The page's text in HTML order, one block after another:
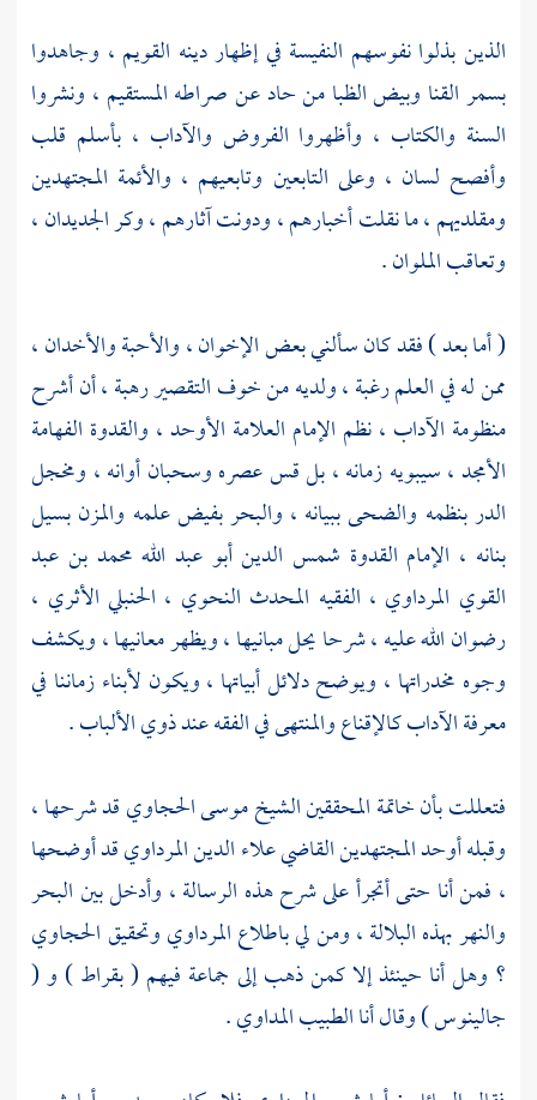
الذين بذلوا نفوسهم النفيسة في إظهار دينه القويم ، وجاهدوا
بسمر القنا وبيض الظبا من حاد عن صراطه المستقيم ، ونشروا
السنة والكتاب ، وأظهروا الفروض والآداب ، بأسلم قلب
وأفصح لسان ، وعلى التابعين وتابعيهم ، والأئمة المجتهدين
ومقلديهم ، ما نقلت أخبارهم ، ودونت آثارهم ، وكر الجديدان ،
وتعاقب الملوان .
( أما بعد ) فقد كان سألني بعض الإخوان ، والأحبة والأخدان ،
ممن له في العلم رغبة ، ولديه من خوف التقصير رهبة ، أن أشرح
منظومة الآداب ، نظم الإمام العلامة الأوحد ، والقدوة الفهامة
الأمجد ، سيبويه زمانه ، بل قس عصره وسحبان أوانه ، ومخجل
الدر بنظمه والضحى ببيانه ، والبحر بفيض علمه والمزن بسيل
بنانه ، الإمام القدوة شمس الدينأبو عبد الله محمد بن عبد
القوي المرداوي ، الفقيه المحدث النحوي ، الحنبلي الأثري ،
رضوان الله عليه ، شرحا يحل مبانيها ، ويظهر معانيها ، ويكشف
وجوه مخدراتها ، ويوضح دلائل أبياتها ، ويكون لأبناء زماننا في
معرفة الآداب كالإقناع والمنتهى في الفقه عند ذوي الألباب .
فتعللت بأن خاتمة المحققينالشيخ موسى الحجاويقد شرحها ،
وقبله أوحد المجتهدينالقاضي علاء الدين المرداويقد أوضحها
، فمن أنا حتى أتجرأ على شرح هذه الرسالة ، وأدخل بين البحر
والنهر بهذه البلالة ، ومن لي باطلاعالمرداويوتحقيقالحجاوي
؟ وهل أنا حينئذ إلا كمن ذهب إلى جماعة فيهم (بقراط) و (
جالينوس) وقال أنا الطبيب المداوي .